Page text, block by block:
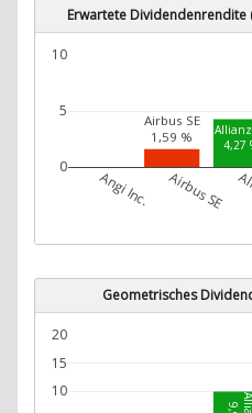
Erwartete Dividendenrendite
Airbus SE
1,59 % Allianz
4,27
Angi Inc. Airbus SE
0
5
10
Geometrisches
10
15
20